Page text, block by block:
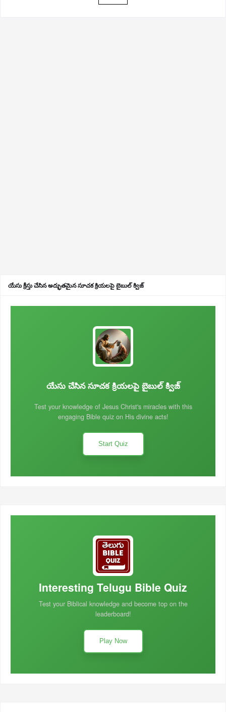
యేసు క్రీస్తు చేసిన అద్భుతమైన సూచక క్రియలపై బైబుల్ క్విజ్
యేసు చేసిన సూచక క్రియలపై బైబుల్ క్విజ్
Test your knowledge of Jesus Christ's miracles with this
engaging Bible quiz on His divine acts!
Start Quiz
Interesting Telugu Bible Quiz
Test your Biblical knowledge and become top on the
leaderboard!
Play Now